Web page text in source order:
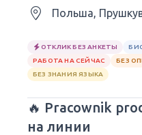
Польша,
ОТКЛИК БЕЗ АНКЕТЫ
РАБОТА НА СЕЙЧАС
БЕЗ
БЕЗ ЗНАНИЯ ЯЗЫКА
🔥 Pracownik
на линии